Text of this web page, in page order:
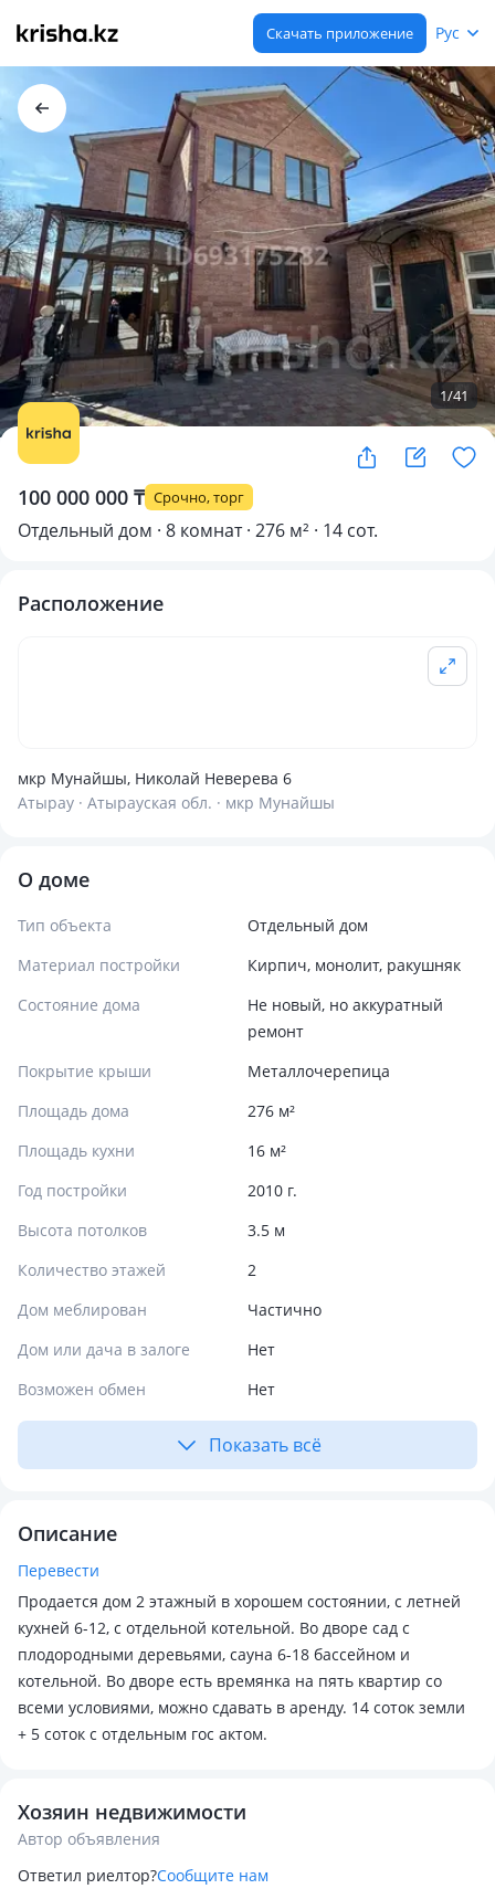
Скачать приложение Рус
1/41
100 000 000 ₸ Срочно, торг
Отдельный дом · 8 комнат · 276 м² · 14 сот.
Расположение
мкр Мунайшы, Николай Неверева 6
Атырау · Атырауская обл. · мкр Мунайшы
О доме
Тип объекта
Отдельный дом
Материал постройки
Кирпич, монолит, ракушняк
Состояние дома
Не новый, но аккуратный
ремонт
Покрытие крыши
Металлочерепица
Площадь дома
276 м²
Площадь кухни
16 м²
Год постройки
2010 г.
Высота потолков
3.5 м
Количество этажей
2
Дом меблирован
Частично
Дом или дача в залоге
Нет
Возможен обмен
Нет
Показать всё
Описание
Перевести
Продается дом 2 этажный в хорошем состоянии, с летней
кухней 6-12, с отдельной котельной. Во дворе сад с
плодородными деревьями, сауна 6-18 бассейном и
котельной. Во дворе есть времянка на пять квартир со
всеми условиями, можно сдавать в аренду. 14 соток земли
+ 5 соток с отдельным гос актом.
Хозяин недвижимости
Автор объявления
Ответил риелтор?Сообщите нам